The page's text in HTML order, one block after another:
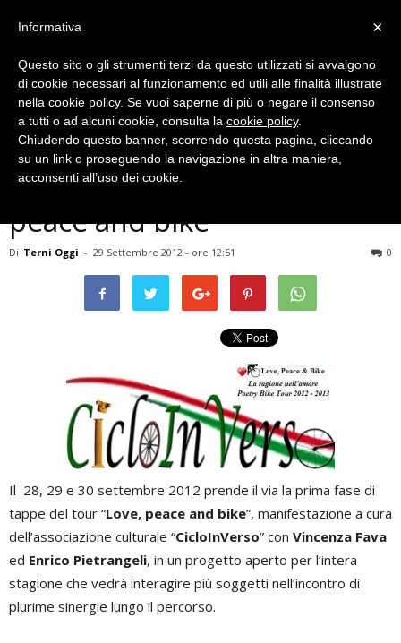
Eventi Archiviati
SPORT E CULTURA – ”Love,
peace and bike”
Di Terni Oggi - 29 Settembre 2012 - ore 12:51 0
Il 28, 29 e 30 settembre 2012 prende il via la prima fase di
tappe del tour “Love, peace and bike”, manifestazione a cura
dell’associazione culturale “CicloInVerso” con Vincenza Fava
ed Enrico Pietrangeli, in un progetto aperto per l’intera
stagione che vedrà interagire più soggetti nell’incontro di
plurime sinergie lungo il percorso.
×
Informativa
Questo sito o gli strumenti terzi da questo utilizzati si avvalgono
di cookie necessari al funzionamento ed utili alle finalità illustrate
nella cookie policy. Se vuoi saperne di più o negare il consenso
a tutti o ad alcuni cookie, consulta la cookie policy.
Chiudendo questo banner, scorrendo questa pagina, cliccando
su un link o proseguendo la navigazione in altra maniera,
acconsenti all’uso dei cookie.